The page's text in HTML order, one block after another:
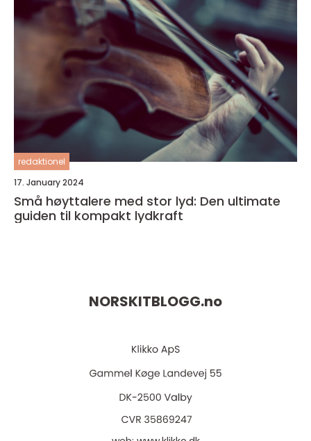
redaktionel
17. January 2024
Små høyttalere med stor lyd: Den ultimate
guiden til kompakt lydkraft
NORSKITBLOGG.no